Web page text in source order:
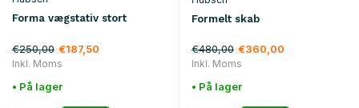
Forma vægstativ stort
€250,00 €187,50
Inkl. Moms
• På lager
Formelt skab
€480,00 €360,00
Inkl. Moms
• På lager